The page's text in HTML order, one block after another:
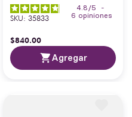
4.8 /5
-
6 opiniones
SKU: 35833
$840.00
Agregar